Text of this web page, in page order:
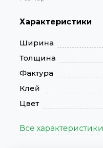
Характеристики
Ширина
Толщина
Фактура
Клей
Цвет
Все характеристики